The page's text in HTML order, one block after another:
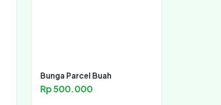
Bunga Parcel Buah
Rp 500.000